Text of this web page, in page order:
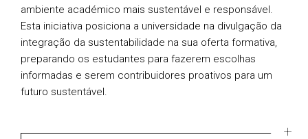
ambiente académico mais sustentável e responsável.
Esta iniciativa posiciona a universidade na divulgação da
integração da sustentabilidade na sua oferta formativa,
preparando os estudantes para fazerem escolhas
informadas e serem contribuidores proativos para um
futuro sustentável.